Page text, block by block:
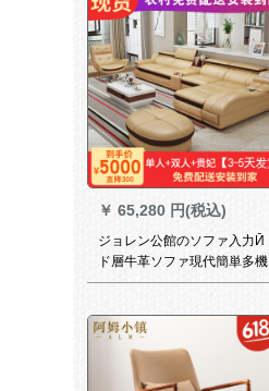
￥ 65,280 円(税込)
ジョレン公館のソファ入力Ӣ
ド層牛革ソファ現代簡単多機
能の大部屋タイプロのグルー
色備考